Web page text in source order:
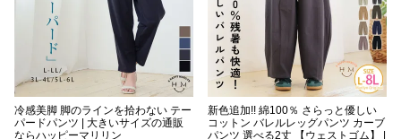
冷感美脚 脚のラインを拾わない テー
パードパンツ | 大きいサイズの通販
ならハッピーマリリン
新色追加!! 綿100％ さらっと優しい
コットン バレルレッグパンツ カーブ
パンツ 選べる2丈 【ウェストゴム】 |